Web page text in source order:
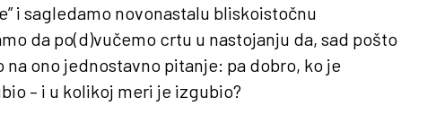
i sagledamo novonastalu bliskoistočnu
da po(d)vučemo crtu u nastojanju da, sad pošto
na ono jednostavno pitanje: pa dobro, ko je
– i u kolikoj meri je izgubio?